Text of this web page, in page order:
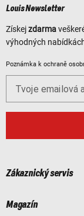
Louis Newsletter
Získejzdarma
výhodných
Poznámka k ochraně
Tvoje emailová
Zákaznický servis
Magazín